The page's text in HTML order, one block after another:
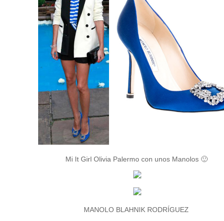
Mi It Girl Olivia Palermo con unos Manolos 🙂
MANOLO BLAHNIK RODRÍGUEZ